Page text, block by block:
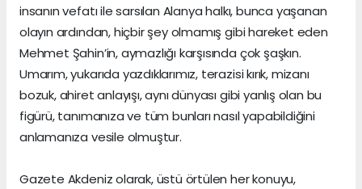
insanın vefatı ile sarsılan Alanya halkı, bunca yaşanan
olayın ardından, hiçbir şey olmamış gibi hareket eden
Mehmet Şahin’in, aymazlığı karşısında çok şaşkın.
Umarım, yukarıda yazdıklarımız, terazisi kırık, mizanı
bozuk, ahiret anlayışı, aynı dünyası gibi yanlış olan bu
figürü, tanımanıza ve tüm bunları nasıl yapabildiğini
anlamanıza vesile olmuştur.
Gazete Akdeniz olarak, üstü örtülen her konuyu,